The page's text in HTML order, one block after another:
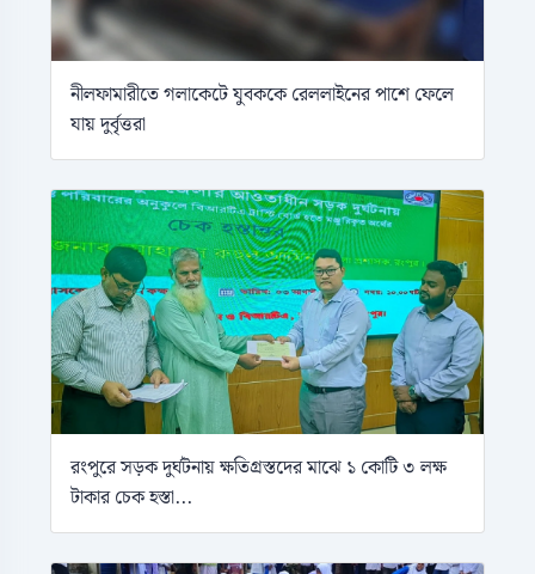
নীলফামারীতে গলাকেটে যুবককে রেললাইনের পাশে ফেলে
যায় দুর্বৃত্তরা
রংপুরে সড়ক দুর্ঘটনায় ক্ষতিগ্রস্তদের মাঝে ১ কোটি ৩ লক্ষ
টাকার চেক হস্তা...